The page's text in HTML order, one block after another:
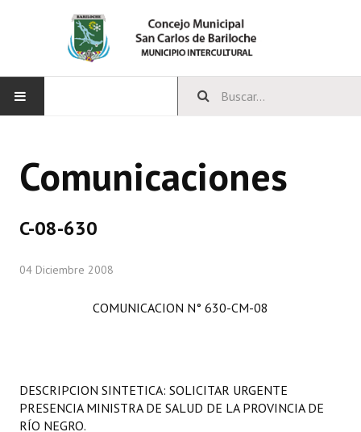
CONCEJO
Comisiones Especiales
LEGISLACIÓN
Comunicaciones
C-08-630
04 Diciembre 2008
COMUNICACION N° 630-CM-08
DESCRIPCION SINTETICA: SOLICITAR URGENTE
PRESENCIA MINISTRA DE SALUD DE LA PROVINCIA DE
RÍO NEGRO.